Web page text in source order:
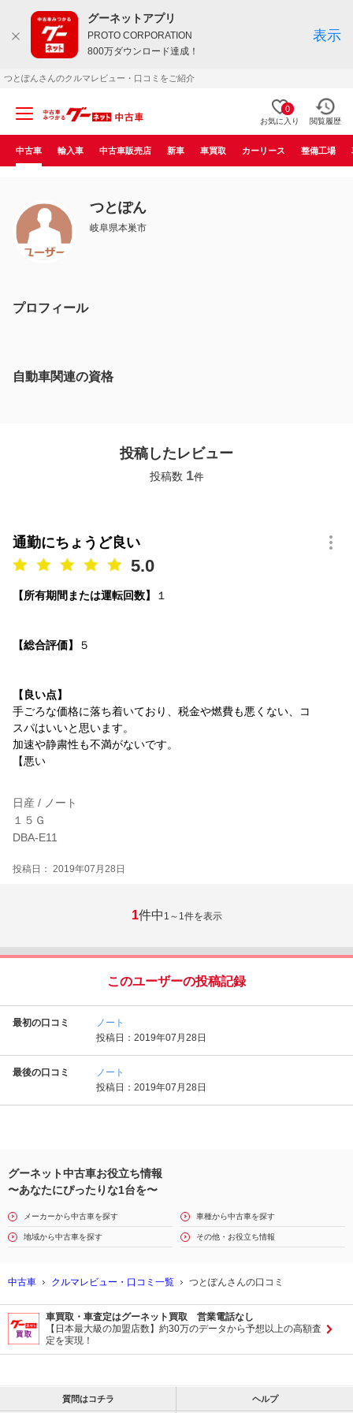
グーネットアプリ
PROTO CORPORATION
800万ダウンロード達成！
表示
つとぽんさんのクルマレビュー・口コミをご紹介
0
お気に入り 閲覧履歴
中古車 輸入車 中古車販売店 新車 車買取 カーリース 整備工場
つとぽん
岐阜県本巣市
プロフィール
自動車関連の資格
投稿したレビュー
投稿数 1件
通勤にちょうど良い
5.0
【所有期間または運転回数】 １
【総合評価】 ５
【良い点】
手ごろな価格に落ち着いており、税金や燃費も悪くない、コ
スパはいいと思います。
加速や静粛性も不満がないです。
【悪い
日産 / ノート
１５Ｇ
DBA-E11
投稿日： 2019年07月28日
1件中 1～1件を表示
このユーザーの投稿記録
最初の口コミ
ノート
投稿日：2019年07月28日
最後の口コミ
ノート
投稿日：2019年07月28日
グーネット中古車お役立ち情報
〜あなたにぴったりな1台を〜
メーカーから中古車を探す 車種から中古車を探す
地域から中古車を探す その他・お役立ち情報
中古車 クルマレビュー・口コミ一覧 つとぽんさんの口コミ
車買取・車査定はグーネット買取 営業電話なし
【日本最大級の加盟店数】約30万のデータから予想以上の高額査
定を実現！
質問はコチラ ヘルプ